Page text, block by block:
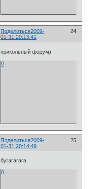
Поделиться 24
2009-
01-31 20:13:41
прикольный форум)
0
Поделиться 25
2009-
01-31 20:14:49
бугагагага
0